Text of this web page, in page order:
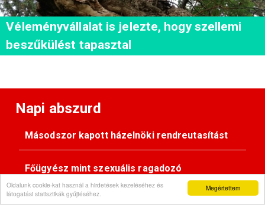
Megértettem
Oldalunk cookie-kat használ a hirdetések kezeléséhez és
látogatási statisztikák gyűjtéséhez.
Véleményvállalat is jelezte, hogy szellemi
beszűkülést tapasztal
Napi abszurd
Másodszor kapott házelnöki rendreutasítást
Főügyész mint szexuális ragadozó
Pimasz önkényúr